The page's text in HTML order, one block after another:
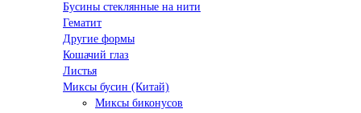
Бусины стеклянные на нити
Гематит
Другие формы
Кошачий глаз
Листья
Миксы бусин (Китай)
Миксы биконусов